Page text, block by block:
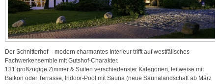
Der Schnitterhof – modern charmantes Interieur trifft auf westfälisches
Fachwerkensemble mit Gutshof-Charakter.
131 großzügige Zimmer & Suiten verschiedenster Kategorien, teilweise mit
Balkon oder Terrasse, Indoor-Pool mit Sauna (neue Saunalandschaft ab März